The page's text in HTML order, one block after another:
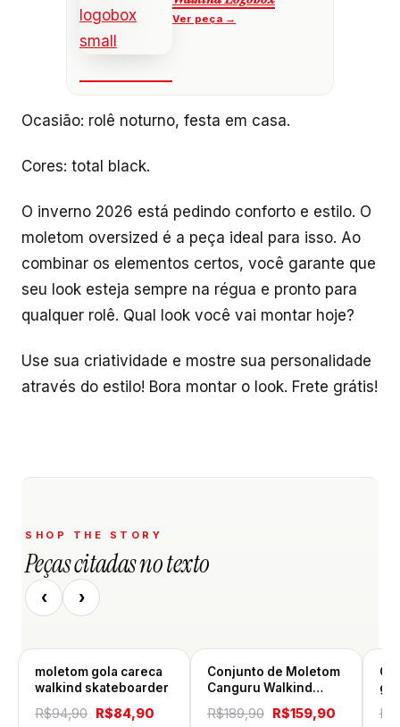
Ocasião: rolê noturno, festa em casa.
Cores: total black.
O inverno 2026 está pedindo conforto e estilo. O
moletom oversized é a peça ideal para isso. Ao
combinar os elementos certos, você garante que
seu look esteja sempre na régua e pronto para
qualquer rolê. Qual look você vai montar hoje?
Use sua criatividade e mostre sua personalidade
através do estilo! Bora montar o look. Frete grátis!
SHOP THE STORY
Peças citadas no texto
‹ ›
moletom gola careca
walkind skateboarder
R$94,90
O
R$84,90
Conjunto de Moletom
Canguru Walkind
Soon small
R$189,90
O
R$159,90 R$